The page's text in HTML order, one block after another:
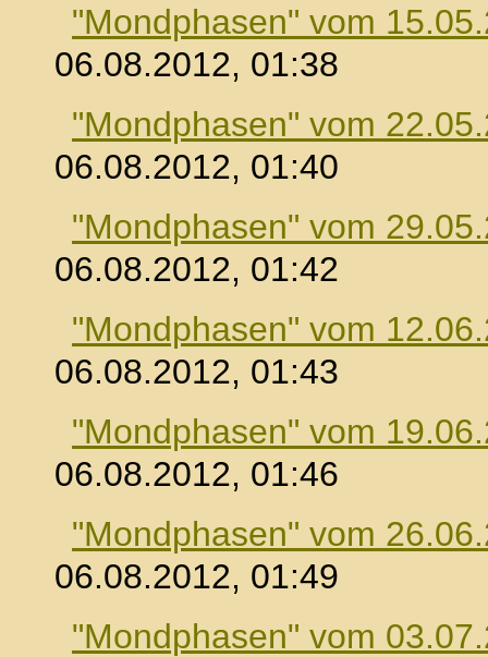
"Mondphasen" vom
06.08.2012, 01:38
"Mondphasen" vom
06.08.2012, 01:40
"Mondphasen" vom
06.08.2012, 01:42
"Mondphasen" vom
06.08.2012, 01:43
"Mondphasen" vom
06.08.2012, 01:46
"Mondphasen" vom
06.08.2012, 01:49
"Mondphasen" vom